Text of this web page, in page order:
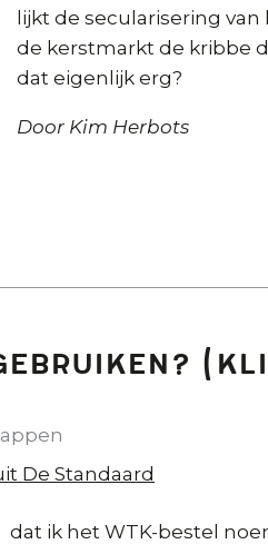
lijkt de secularisering
de kerstmarkt de kribbe
dat eigenlijk erg?
Door Kim Herbots
De Standaard
dat ik het WTK-bestel